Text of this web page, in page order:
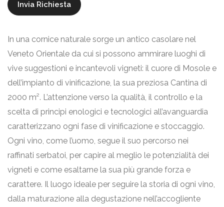
In una cornice naturale sorge un antico casolare nel
Veneto Orientale da cui si possono ammirare luoghi di
vive suggestioni e incantevoli vigneti: il cuore di Mosole e
dell’impianto di vinificazione, la sua preziosa Cantina di
2000 m². L’attenzione verso la qualità, il controllo e la
scelta di principi enologici e tecnologici all’avanguardia
caratterizzano ogni fase di vinificazione e stoccaggio.
Ogni vino, come l’uomo, segue il suo percorso nei
raffinati serbatoi, per capire al meglio le potenzialità dei
vigneti e come esaltarne la sua più grande forza e
carattere. Il luogo ideale per seguire la storia di ogni vino,
dalla maturazione alla degustazione nell’accogliente